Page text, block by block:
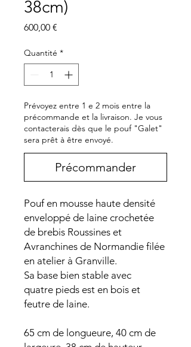
38cm)
600,00 €
Quantité *
Prévoyez entre 1 e 2 mois entre la
précommande et la livraison. Je vous
contacterais dès que le pouf "Galet"
sera prêt à être envoyé.
Précommander
Pouf en mousse haute densité
enveloppé de laine crochetée
de brebis Roussines et
Avranchines de Normandie filée
en atelier à Granville.
Sa base bien stable avec
quatre pieds est en bois et
feutre de laine.
65 cm de longueure, 40 cm de